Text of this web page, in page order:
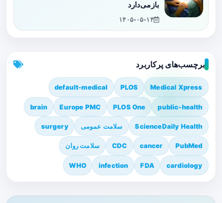
بازمی‌دارد
۱۴۰۵-۰۵-۱۴
برچسب‌های پرکاربرد
Medical Xpress
PLOS
default-medical
public-health
PLOS One
Europe PMC
brain
ScienceDaily Health سلامت عمومی surgery
PubMed
cancer
CDC سلامت روان
cardiology
FDA
infection
WHO